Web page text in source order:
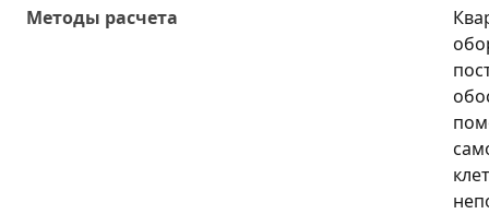
Методы расчета